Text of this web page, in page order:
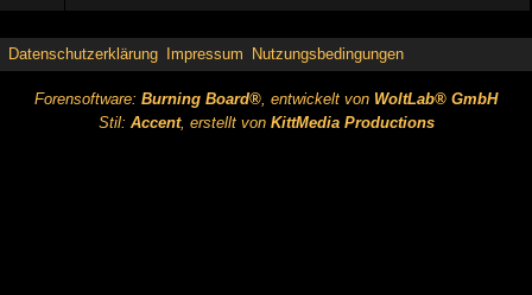
Datenschutzerklärung Impressum Nutzungsbedingungen
Forensoftware: Burning Board®, entwickelt von WoltLab® GmbH
Stil: Accent, erstellt von KittMedia Productions